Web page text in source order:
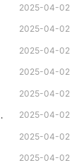
2025-04-02
2025-04-02
2025-04-02
2025-04-02
2025-04-02
2025-04-02
2025-04-02
2025-04-02